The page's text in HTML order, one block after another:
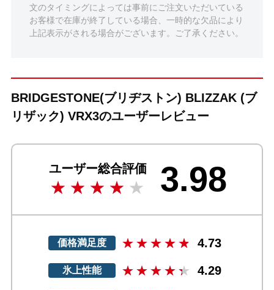
文のタイミングによっては事前にご注文いただいている
お客様で在庫が終了している場合、一時的な欠品により
上記表示がされる場合がございます。ご了承ください。
BRIDGESTONE(ブリヂストン) BLIZZAK (ブ
リザック) VRX3のユーザーレビュー
ユーザー総合評価 3.98
価格満足度 4.73
氷上性能 4.29